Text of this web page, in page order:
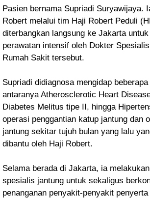
Pasien bernama Supriadi Suryawijaya.
Robert melalui tim Haji Robert Peduli
diterbangkan langsung ke Jakarta
perawatan intensif oleh Dokter
Rumah Sakit tersebut.
Supriadi didiagnosa mengidap
antaranya Atherosclerotic Heart
Diabetes Melitus tipe II, hingga
operasi penggantian katup jantung dan
jantung sekitar tujuh bulan yang lalu
dibantu oleh Haji Robert.
Selama berada di Jakarta, ia
spesialis jantung untuk sekaligus
penanganan penyakit-penyakit